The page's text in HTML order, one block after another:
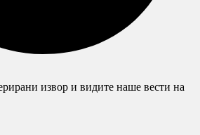
извор и видите наше вести на